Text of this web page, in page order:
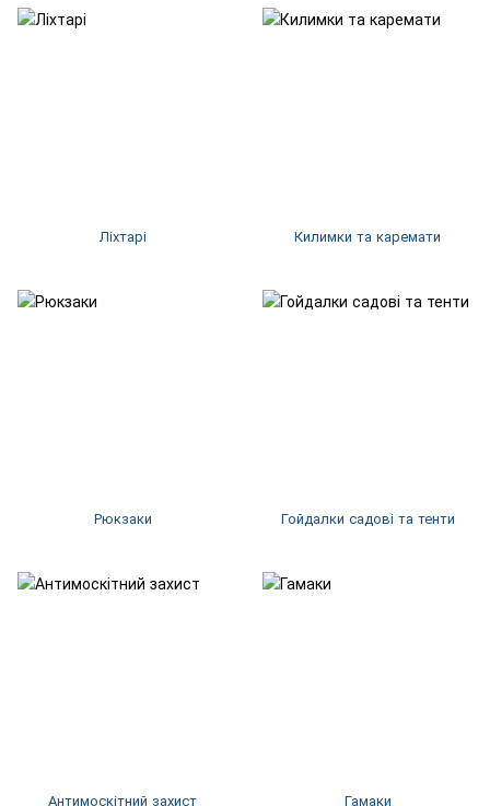
Ліхтарі Килимки та каремати
Рюкзаки Гойдалки садові та тенти
Антимоскітний захист Гамаки